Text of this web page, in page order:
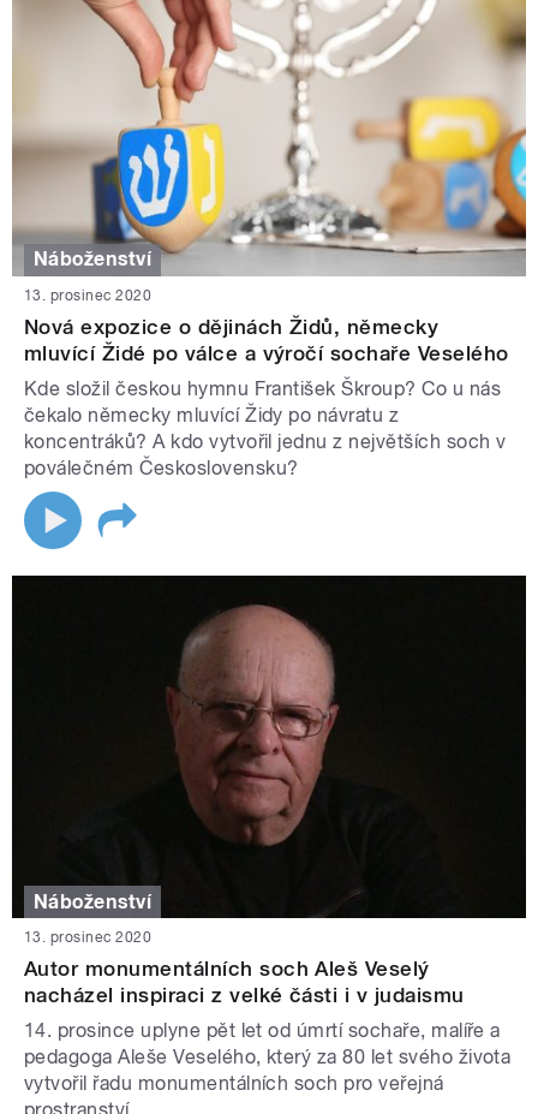
Náboženství
13. prosinec 2020
Nová expozice o dějinách Židů, německy
mluvící Židé po válce a výročí sochaře Veselého
Kde složil českou hymnu František Škroup? Co u nás
čekalo německy mluvící Židy po návratu z
koncentráků? A kdo vytvořil jednu z největších soch v
poválečném Československu?
Náboženství
13. prosinec 2020
Autor monumentálních soch Aleš Veselý
nacházel inspiraci z velké části i v judaismu
14. prosince uplyne pět let od úmrtí sochaře, malíře a
pedagoga Aleše Veselého, který za 80 let svého života
vytvořil řadu monumentálních soch pro veřejná